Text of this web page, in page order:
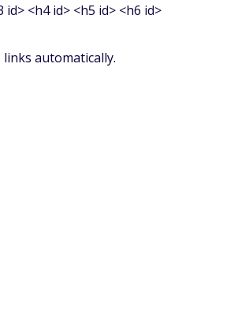
<h4 id> <h5 id> <h6 id>
automatically.